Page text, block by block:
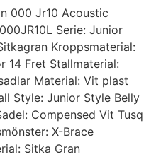
000 Jr10 Acoustic
Serie: Junior
Kroppsmaterial:
14 Fret Stallmaterial:
Material: Vit plast
Style: Junior Style Belly
Compensed Vit Tusq
X-Brace
Sitka Gran